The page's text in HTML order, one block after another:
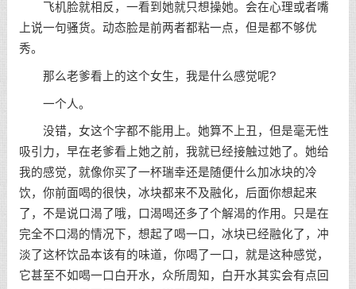
飞机脸就相反，一看到她就只想操她。会在心理或者嘴
上说一句骚货。动态脸是前两者都粘一点，但是都不够优
秀。
那么老爹看上的这个女生，我是什么感觉呢?
一个人。
没错，女这个字都不能用上。她算不上丑，但是毫无性
吸引力，早在老爹看上她之前，我就已经接触过她了。她给
我的感觉，就像你买了一杯瑞幸还是随便什么加冰块的冷
饮，你前面喝的很快，冰块都来不及融化，后面你想起来
了，不是说口渴了哦，口渴喝还多了个解渴的作用。只是在
完全不口渴的情况下，想起了喝一口，冰块已经融化了，冲
淡了这杯饮品本该有的味道，你喝了一口，就是这种感觉，
它甚至不如喝一口白开水，众所周知，白开水其实会有点回